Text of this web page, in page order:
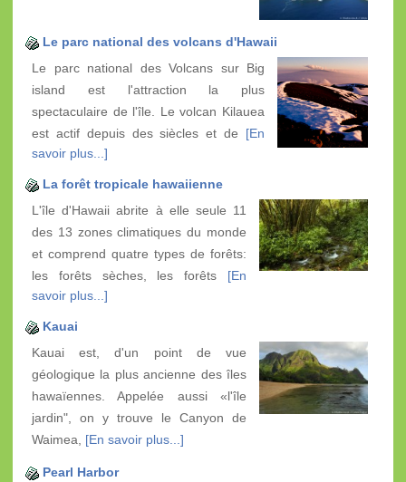
Le parc national des volcans d'Hawaii
Le parc national des Volcans sur Big
island est l'attraction la plus
spectaculaire de l'île. Le volcan Kilauea
est actif depuis des siècles et de [En
savoir plus...]
La forêt tropicale hawaiienne
L'île d'Hawaii abrite à elle seule 11
des 13 zones climatiques du monde
et comprend quatre types de forêts:
les forêts sèches, les forêts [En
savoir plus...]
Kauai
Kauai est, d'un point de vue
géologique la plus ancienne des îles
hawaïennes. Appelée aussi «l'île
jardin", on y trouve le Canyon de
Waimea, [En savoir plus...]
Pearl Harbor